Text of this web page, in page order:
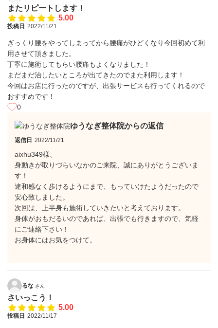
またリピートします！
5.00
投稿日 2022/11/21
ぎっくり腰をやってしまってから腰痛がひどくなり今回初めて利
用させて頂きました。
丁寧に施術してもらい腰痛もよくなりました！
まだまだ治したいところが出てきたのでまた利用します！
今回はお店に行ったのですが、出張サービスも行ってくれるので
おすすめです！
0
ゆうなぎ整体院からの返信
返信日 2022/11/21
aixhu349様、
身動きが取りづらいなかのご来院、誠にありがとうございま
す！
違和感なく歩けるようにまで、もっていけたようだったので
安心致しました。
次回は、上半身も施術していきたいと考えております。
身体がおもだるいのであれば、出張でも行きますので、気軽
にご連絡下さい！
お身体にはお気をつけて。
るな さん
さいっこう！
5.00
投稿日 2022/11/17